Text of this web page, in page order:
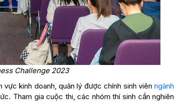
Challenge 2023
vực kinh doanh, quản lý được chính sinh viênngành
Tham gia cuộc thi, các nhóm thí sinh cần nghiên